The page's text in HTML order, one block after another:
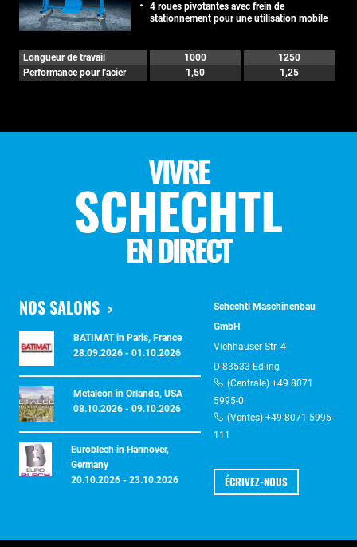
4 roues pivotantes avec frein de
stationnement pour une utilisation mobile
Longueur de travail 1000
1250
Performance pour l'acier
1,50 1,25
VIVRE
SCHECHTL
EN DIRECT
NOS SALONS
BATIMAT in Paris, France
28.09.2026 - 01.10.2026
Metalcon in Orlando, USA
08.10.2026 - 09.10.2026
Euroblech in Hannover,
Germany
20.10.2026 - 23.10.2026
Schechtl Maschinenbau
GmbH
Viehhauser Str. 4
D-83533 Edling
(Centrale) +49 8071
5995-0
(Ventes) +49 8071 5995-
111
ÉCRIVEZ-NOUS